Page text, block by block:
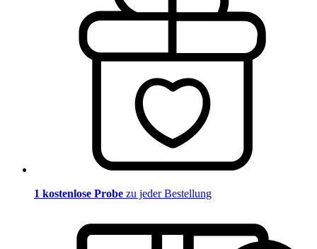
1 kostenlose Probe zu jeder Bestellung